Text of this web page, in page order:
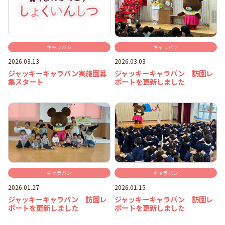
キャラバン
2026.03.13
ジャッキーキャラバン実施園募
集スタート
キャラバン
2026.03.03
ジャッキーキャラバン 訪園レ
ポートを更新しました
キャラバン
2026.01.27
ジャッキーキャラバン 訪園レ
ポートを更新しました
キャラバン
2026.01.15
ジャッキーキャラバン 訪園レ
ポートを更新しました